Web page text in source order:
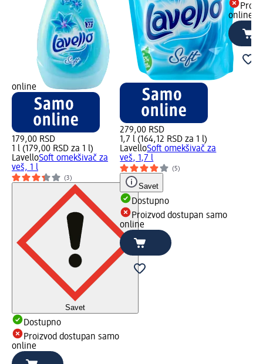
online
179,00 RSD
1 l (179,00 RSD za 1 l)
LavelloSoft omekšivač za
veš, 1 l
(3)
Savet
Dostupno
Proizvod dostupan samo
online
279,00 RSD
1,7 l (164,12 RSD za 1 l)
LavelloSoft omekšivač za
veš, 1,7 l
(5)
Savet
Dostupno
Proizvod dostupan samo
online
online